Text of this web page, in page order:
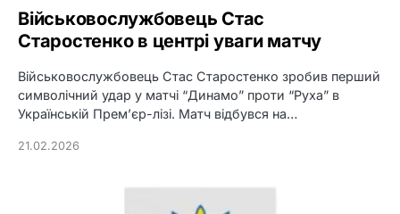
Військовослужбовець Стас
Старостенко в центрі уваги матчу
Військовослужбовець Стас Старостенко зробив перший
символічний удар у матчі “Динамо” проти “Руха” в
Українській Прем’єр-лізі. Матч відбувся на…
21.02.2026